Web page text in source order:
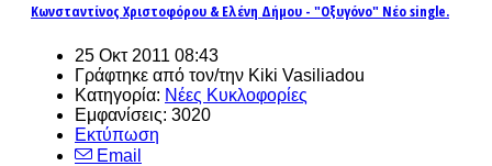
Κωνσταντίνος Χριστοφόρου & Ελένη Δήμου - "Οξυγόνο" Νέο single.
25 Οκτ 2011 08:43
Γράφτηκε από τον/την Kiki Vasiliadou
Κατηγορία: Νέες Κυκλοφορίες
Εμφανίσεις: 3020
Εκτύπωση
Email